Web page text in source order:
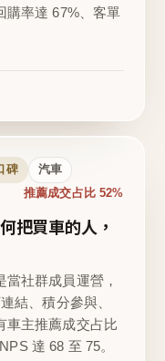
購率達 67%、客單
碑 汽車
推薦成交占比 52%
把買車的人，
社群成員運營，
結、積分參與、
車主推薦成交占比
達 68 至 75。